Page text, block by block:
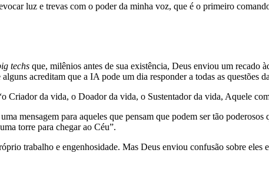
luz e trevas com o poder da minha voz, que é o primeiro
techs que, milênios antes de sua existência, Deus enviou um recado
acreditam que a IA pode um dia responder a todas as questões
Criador da vida, o Doador da vida, o Sustentador da vida, Aquele
mensagem para aqueles que pensam que podem ser tão
torre para chegar ao Céu”.
trabalho e engenhosidade. Mas Deus enviou confusão sobre eles